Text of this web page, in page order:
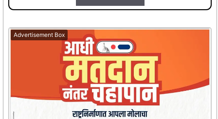
Advertisement Box